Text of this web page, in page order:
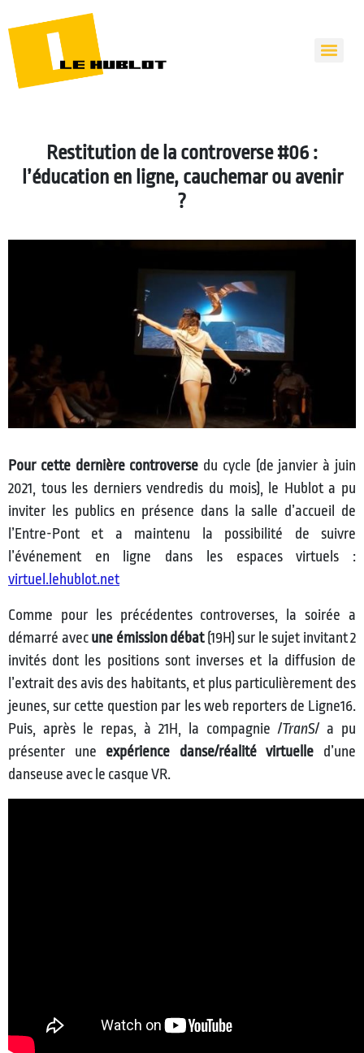
Restitution de la controverse #06 :
l’éducation en ligne, cauchemar ou avenir
?
Pour cette dernière controverse du cycle (de janvier à juin
2021, tous les derniers vendredis du mois), le Hublot a pu
inviter les publics en présence dans la salle d’accueil de
l’Entre-Pont et a maintenu la possibilité de suivre
l’événement en ligne dans les espaces virtuels :
virtuel.lehublot.net
Comme pour les précédentes controverses, la soirée a
démarré avec une émission débat(19H) sur le sujet invitant 2
invités dont les positions sont inverses et la diffusion de
l’extrait des avis des habitants, et plus particulièrement des
jeunes, sur cette question par les web reporters de Ligne16.
Puis, après le repas, à 21H, la compagnie /TranS/ a pu
présenter une expérience danse/réalité virtuelle d’une
danseuse avec le casque VR.